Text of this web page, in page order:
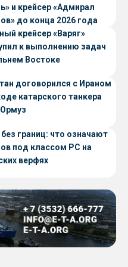
и крейсер «Адмирал
до конца 2026 года
крейсер «Варяг»
к выполнению задач
Востоке
договорился с Ираном
катарского танкера
границ: что означают
под классом РС на
верфях